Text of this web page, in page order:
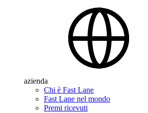
azienda
Chi è Fast Lane
Fast Lane nel mondo
Premi ricevuti